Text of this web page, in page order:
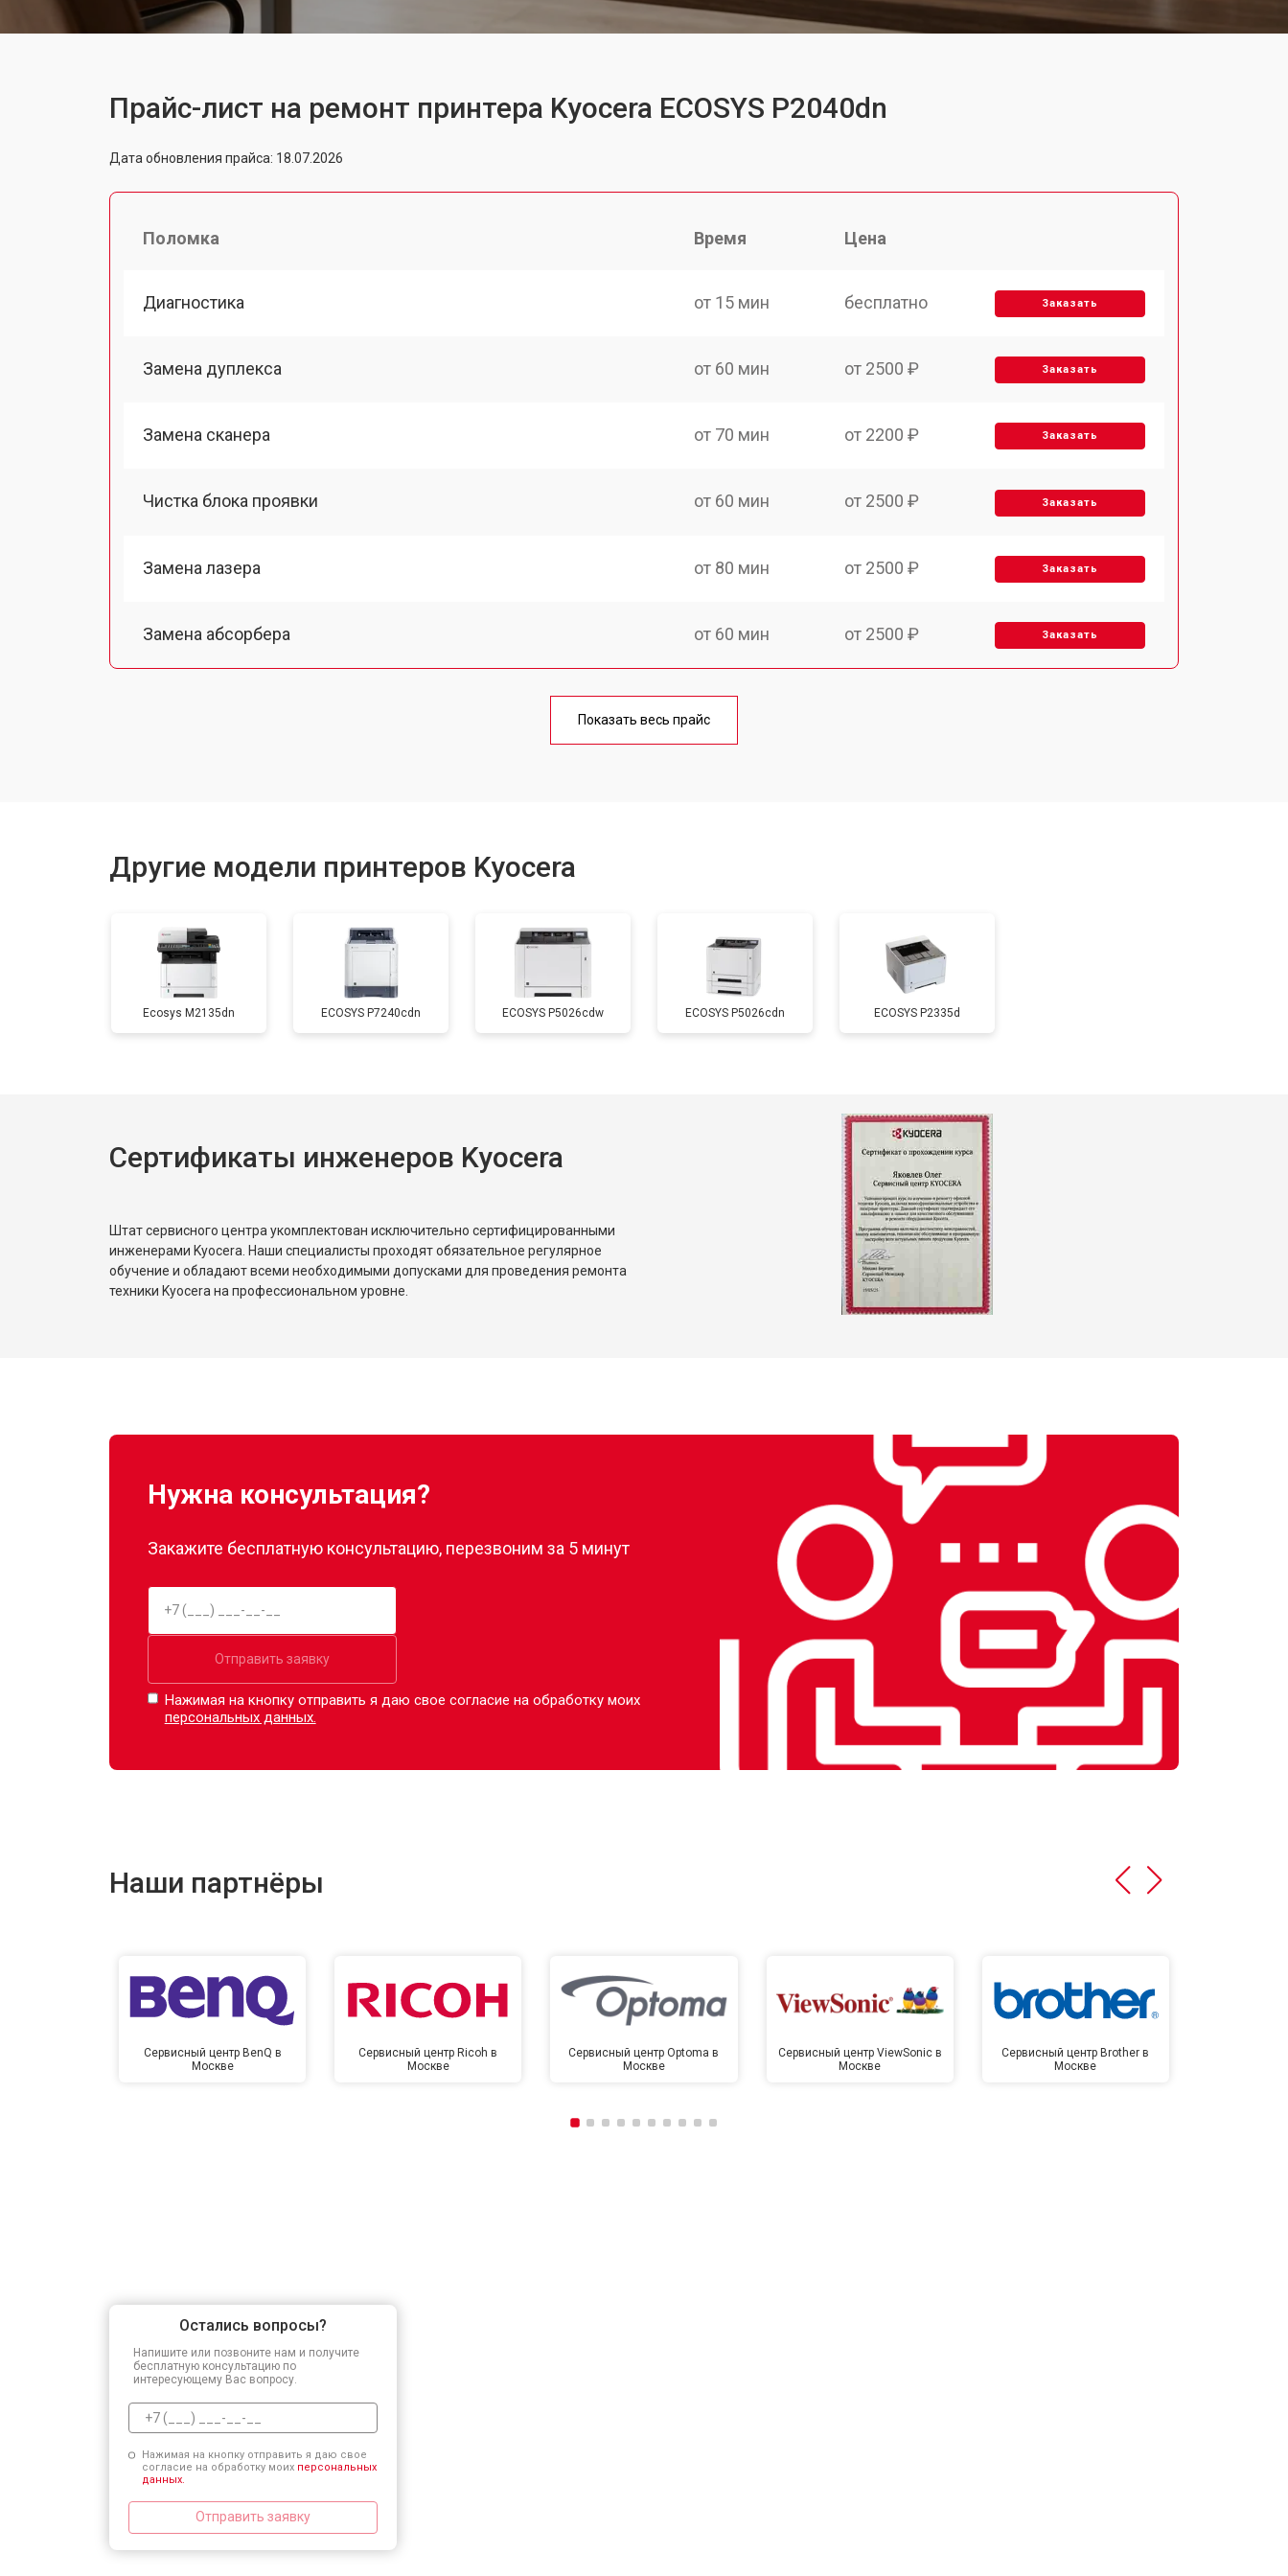
Прайс-лист на ремонт принтера Kyocera ECOSYS P2040dn
Дата обновления прайса: 18.07.2026
Поломка Время Цена
Диагностика от 15 мин бесплатно Заказать
Замена дуплекса от 60 мин от 2500 ₽ Заказать
Замена сканера от 70 мин от 2200 ₽ Заказать
Чистка блока проявки от 60 мин от 2500 ₽ Заказать
Замена лазера от 80 мин от 2500 ₽ Заказать
Замена абсорбера от 60 мин от 2500 ₽ Заказать
от 100 мин
Замена печатной головки от 80 мин от 2500 ₽
Замена каретки от 60 мин от 2600 ₽
Замена блока питания от 2300 ₽
Замена вала от 2600 ₽
Показать весь прайс
Другие модели принтеров Kyocera
Ecosys M2135dn ECOSYS P7240cdn ECOSYS P5026cdw ECOSYS P5026cdn ECOSYS P2335d
Сертификаты инженеров Kyocera
Штат сервисного центра укомплектован исключительно сертифицированными
инженерами Kyocera. Наши специалисты проходят обязательное регулярное
обучение и обладают всеми необходимыми допусками для проведения ремонта
техники Kyocera на профессиональном уровне.
Нужна консультация?
Закажите бесплатную консультацию, перезвоним за 5 минут
Отправить заявку
Нажимая на кнопку отправить я даю свое согласие на обработку моих
персональных данных.
Наши партнёры
Сервисный центр BenQ в
Москве
Сервисный центр Ricoh в
Москве
Сервисный центр Optoma в
Москве
Сервисный центр ViewSonic в
Москве
Сервисный центр Brother в
Москве
Остались вопросы?
Напишите или позвоните нам и получите
бесплатную консультацию по
интересующему Вас вопросу.
Нажимая на кнопку отправить я даю свое
согласие на обработку моих персональных
данных.
Отправить заявку